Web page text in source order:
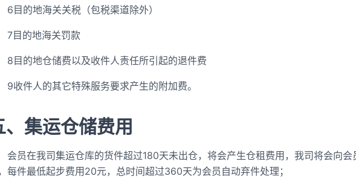
6目的地海关关税（包税渠道除外）
7目的地海关罚款
8目的地仓储费以及收件人责任所引起的退件费
9收件人的其它特殊服务要求产生的附加费。
、集运仓储费用
会员在我司集运仓库的货件超过180天未出仓，将会产生仓租费用，我司将会向
每件最低起步费用20元，总时间超过360天为会员自动弃件处理；